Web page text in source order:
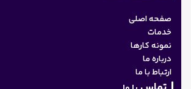
صفحه اصلی
خدمات
نمونه کارها
درباره ما
ارتباط با ما